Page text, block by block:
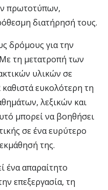
πρωτοτύπων,
διατήρησή τους.
δρόμους για την
τη μετατροπή των
υλικών σε
καθιστά ευκολότερη τη
λεξικών και
μπορεί να βοηθήσει
σε ένα ευρύτερο
της.
ένα απαραίτητο
επεξεργασία, τη